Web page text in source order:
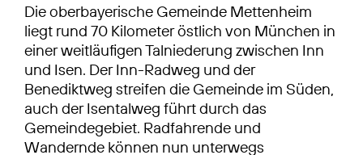
Die oberbayerische Gemeinde Mettenheim
liegt rund 70 Kilometer östlich von München in
einer weitläufigen Talniederung zwischen Inn
und Isen. Der Inn-Radweg und der
Benediktweg streifen die Gemeinde im Süden,
auch der Isentalweg führt durch das
Gemeindegebiet. Radfahrende und
Wandernde können nun unterwegs